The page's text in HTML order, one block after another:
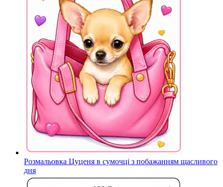
Розмальовка Цуценя в сумочці з побажанням щасливого
дня